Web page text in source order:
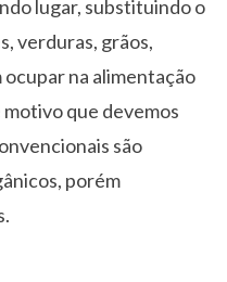
lugar, substituindo o
verduras, grãos,
na alimentação
que devemos
são
porém